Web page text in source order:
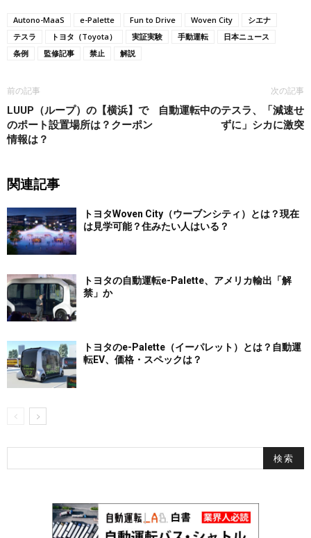
Autono-MaaS e-Palette Fun to Drive Woven City
シエナ
テスラ
トヨタ（Toyota） 実証実験 手動運転
日本ニュース
条例
監修記事 禁止 解説
前の記事
LUUP（ループ）の【横浜】で
のポート設置場所は？クーポン
情報は？
次の記事
自動運転中のテスラ、「減速せ
ずに」シカに激突
関連記事
トヨタWoven City（ウーブンシティ）とは？現在
は見学可能？住みたい人はいる？
トヨタの自動運転e-Palette、アメリカ輸出「解
禁」か
トヨタのe-Palette（イーパレット）とは？自動運
転EV、価格・スペックは？